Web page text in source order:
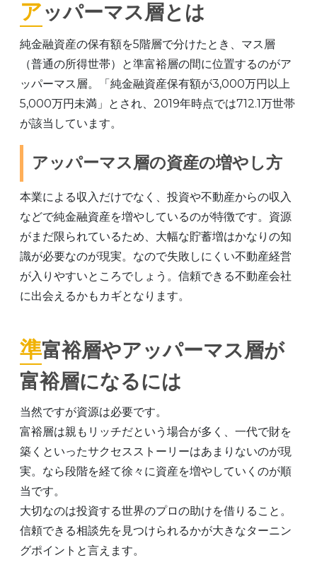
アッパーマス層とは
純金融資産の保有額を5階層で分けたとき、マス層
（普通の所得世帯）と準富裕層の間に位置するのがア
ッパーマス層。「純金融資産保有額が3,000万円以上
5,000万円未満」とされ、2019年時点では712.1万世帯
が該当しています。
アッパーマス層の資産の増やし方
本業による収入だけでなく、投資や不動産からの収入
などで純金融資産を増やしているのが特徴です。資源
がまだ限られているため、大幅な貯蓄増はかなりの知
識が必要なのが現実。なので失敗しにくい不動産経営
が入りやすいところでしょう。信頼できる不動産会社
に出会えるかもカギとなります。
準富裕層やアッパーマス層が
富裕層になるには
当然ですが資源は必要です。
富裕層は親もリッチだという場合が多く、一代で財を
築くといったサクセスストーリーはあまりないのが現
実。なら段階を経て徐々に資産を増やしていくのが順
当です。
大切なのは投資する世界のプロの助けを借りること。
信頼できる相談先を見つけられるかが大きなターニン
グポイントと言えます。